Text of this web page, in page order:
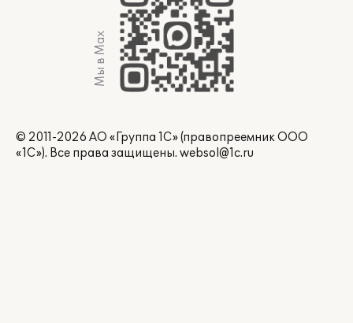
Мы в Max
© 2011-2026 АО «Группа 1С» (правопреемник ООО
«1С»). Все права защищены. websol@1c.ru